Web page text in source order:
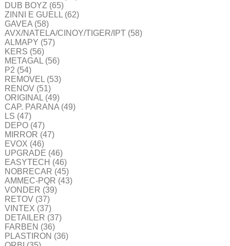
DUB BOYZ (65)
ZINNI E GUELL (62)
GAVEA (58)
AVX/NATELA/CINOY/TIGER/IPT (58)
ALMAPY (57)
KERS (56)
METAGAL (56)
P2 (54)
REMOVEL (53)
RENOV (51)
ORIGINAL (49)
CAP. PARANA (49)
LS (47)
DEPO (47)
MIRROR (47)
EVOX (46)
UPGRADE (46)
EASYTECH (46)
NOBRECAR (45)
AMMEC-PQR (43)
VONDER (39)
RETOV (37)
VINTEX (37)
DETAILER (37)
FARBEN (36)
PLASTIRON (36)